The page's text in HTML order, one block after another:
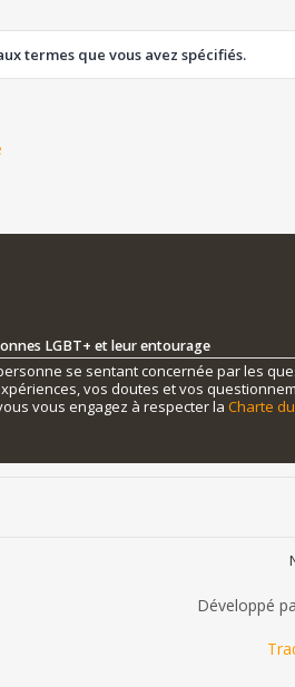
termes que vous avez spécifiés.
LGBT+ et leur entourage
se sentant concernée par les
vos doutes et vos
vous engagez à respecter la Charte
Développé